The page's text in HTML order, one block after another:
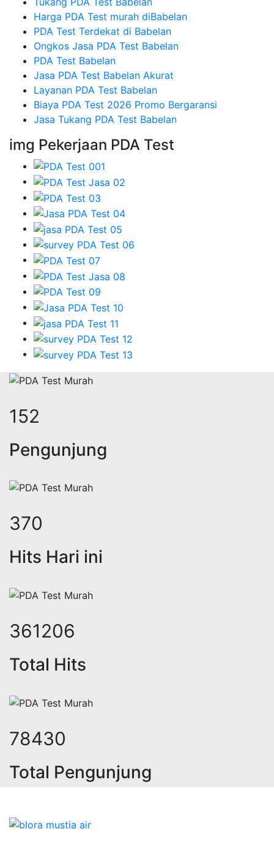
Harga PDA Test murah diBabelan
PDA Test Terdekat di Babelan
Ongkos Jasa PDA Test Babelan
PDA Test Babelan
Jasa PDA Test Babelan Akurat
Layanan PDA Test Babelan
Biaya PDA Test 2026 Promo Bergaransi
Jasa Tukang PDA Test Babelan
img Pekerjaan PDA Test
186
Pengunjung
452
Hits Hari ini
440842
Total Hits
96100
Total Pengunjung